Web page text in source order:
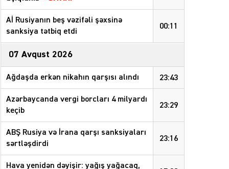
00:11
Aİ Rusiyanın beş vəzifəli şəxsinə
sanksiya tətbiq etdi
07 Avqust 2026
23:43
Ağdaşda erkən nikahın qarşısı alındı
23:29
Azərbaycanda vergi borcları 4 milyardı
keçib
23:16
ABŞ Rusiya və İrana qarşı sanksiyaları
sərtləşdirdi
Hava yenidən dəyişir: yağış yağacaq,